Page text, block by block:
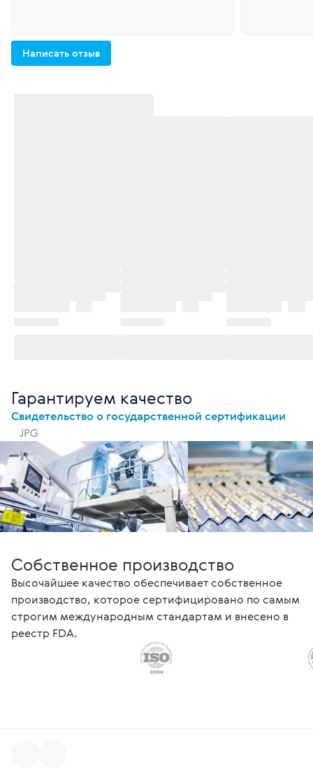
Написать отзыв
Гарантируем качество
Свидетельство о государственной сертификации
JPG
Собственное производство
Высочайшее качество обеспечивает собственное
производство, которое сертифицировано по самым
строгим международным стандартам и внесено в
реестр FDA.